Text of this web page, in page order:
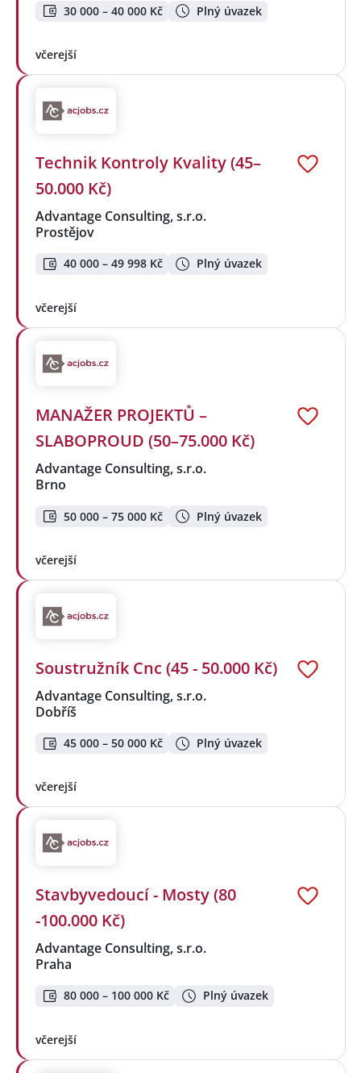
30 000 – 40 000 Kč Plný úvazek
včerejší
Technik Kontroly Kvality (45–
50.000 Kč)
Advantage Consulting, s.r.o.
Prostějov
40 000 – 49 998 Kč Plný úvazek
včerejší
MANAŽER PROJEKTŮ –
SLABOPROUD (50–75.000 Kč)
Advantage Consulting, s.r.o.
Brno
50 000 – 75 000 Kč Plný úvazek
včerejší
Soustružník Cnc (45 - 50.000 Kč)
Advantage Consulting, s.r.o.
Dobříš
45 000 – 50 000 Kč Plný úvazek
včerejší
Stavbyvedoucí - Mosty (80
-100.000 Kč)
Advantage Consulting, s.r.o.
Praha
80 000 – 100 000 Kč Plný úvazek
včerejší